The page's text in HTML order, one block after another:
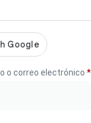
o correo electrónico *